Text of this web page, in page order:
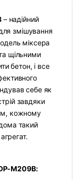
– надійний
змішування
міксера
щільними
бетон, і все
себе як
завдяки
кожному
такий
M209B: